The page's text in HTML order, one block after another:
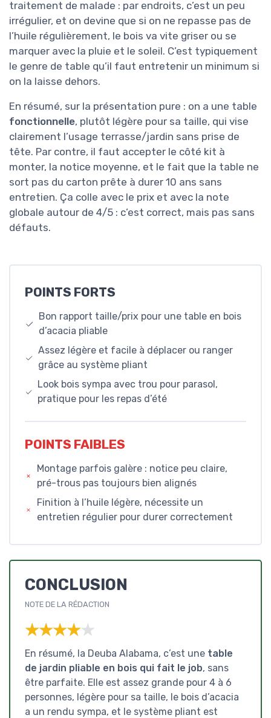
traitement de malade : par endroits, c’est un peu
irrégulier, et on devine que si on ne repasse pas de
l’huile régulièrement, le bois va vite griser ou se
marquer avec la pluie et le soleil. C’est typiquement
le genre de table qu’il faut entretenir un minimum si
on la laisse dehors.
En résumé, sur la présentation pure : on a une table
fonctionnelle, plutôt légère pour sa taille, qui vise
clairement l’usage terrasse/jardin sans prise de
tête. Par contre, il faut accepter le côté kit à
monter, la notice moyenne, et le fait que la table ne
sort pas du carton prête à durer 10 ans sans
entretien. Ça colle avec le prix et avec la note
globale autour de 4/5 : c’est correct, mais pas sans
défauts.
POINTS FORTS
Bon rapport taille/prix pour une table en bois
d’acacia pliable
Assez légère et facile à déplacer ou ranger
grâce au système pliant
Look bois sympa avec trou pour parasol,
pratique pour les repas d’été
POINTS FAIBLES
Montage parfois galère : notice peu claire,
pré-trous pas toujours bien alignés
Finition à l’huile légère, nécessite un
entretien régulier pour durer correctement
CONCLUSION
NOTE DE LA RÉDACTION
★★★★★
★★★★★
En résumé, la Deuba Alabama, c’est une table
de jardin pliable en bois qui fait le job, sans
être parfaite. Elle est assez grande pour 4 à 6
personnes, légère pour sa taille, le bois d’acacia
a un rendu sympa, et le système pliant est